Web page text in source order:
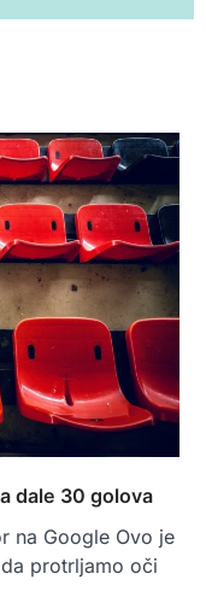
dale 30 golova
na Google Ovo je
protrljamo oči